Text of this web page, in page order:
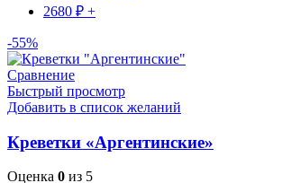
2680 ₽ +
-55%
Сравнение
Быстрый просмотр
Добавить в список желаний
Креветки «Аргентинские»
Оценка 0 из 5